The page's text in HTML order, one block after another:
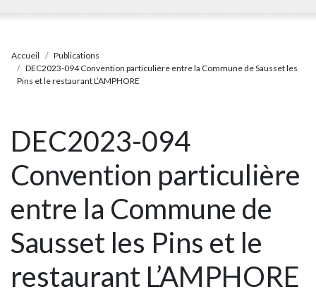
Accueil
Publications
DEC2023-094 Convention particulière entre la Commune de Sausset les
Pins et le restaurant L’AMPHORE
DEC2023-094
Convention particulière
entre la Commune de
Sausset les Pins et le
restaurant L’AMPHORE